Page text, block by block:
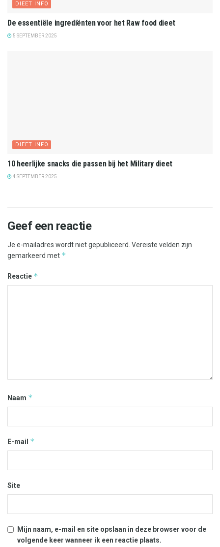
DIEET INFO
De essentiële ingrediënten voor het Raw food dieet
5 SEPTEMBER 2025
DIEET INFO
10 heerlijke snacks die passen bij het Military dieet
4 SEPTEMBER 2025
Geef een reactie
Je e-mailadres wordt niet gepubliceerd. Vereiste velden zijn
gemarkeerd met *
Reactie *
Naam *
E-mail *
Site
Mijn naam, e-mail en site opslaan in deze browser voor de
volgende keer wanneer ik een reactie plaats.